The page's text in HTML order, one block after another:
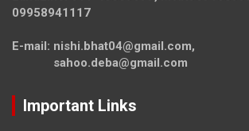
09958941117
E-mail: nishi.bhat04@gmail.com,
sahoo.deba@gmail.com
Important Links